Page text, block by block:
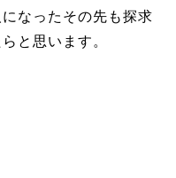
なったその先も探求
と思います。